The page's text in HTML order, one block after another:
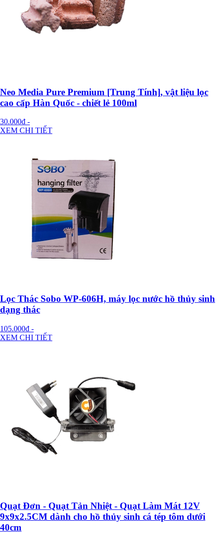
Neo Media Pure Premium [Trung Tính], vật liệu lọc
cao cấp Hàn Quốc - chiết lẻ 100ml
30.000đ -
XEM CHI TIẾT
Lọc Thác Sobo WP-606H, máy lọc nước hồ thủy sinh
dạng thác
105.000đ -
XEM CHI TIẾT
Quạt Đơn - Quạt Tản Nhiệt - Quạt Làm Mát 12V
9x9x2.5CM dành cho hồ thủy sinh cá tép tôm dưới
40cm